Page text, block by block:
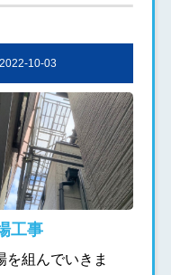
10-03
工事
を組んでいきま